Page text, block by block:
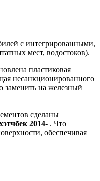
с интегрированными,
мест, водостоков).
пластиковая
несанкционированного
заменить на железный
сделаны
2014- . Что
обеспечивая